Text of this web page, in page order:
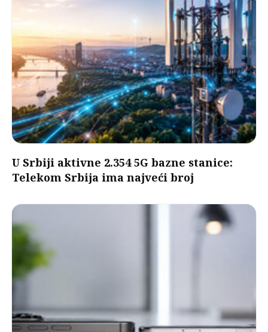
U Srbiji aktivne 2.354 5G bazne stanice:
Telekom Srbija ima najveći broj